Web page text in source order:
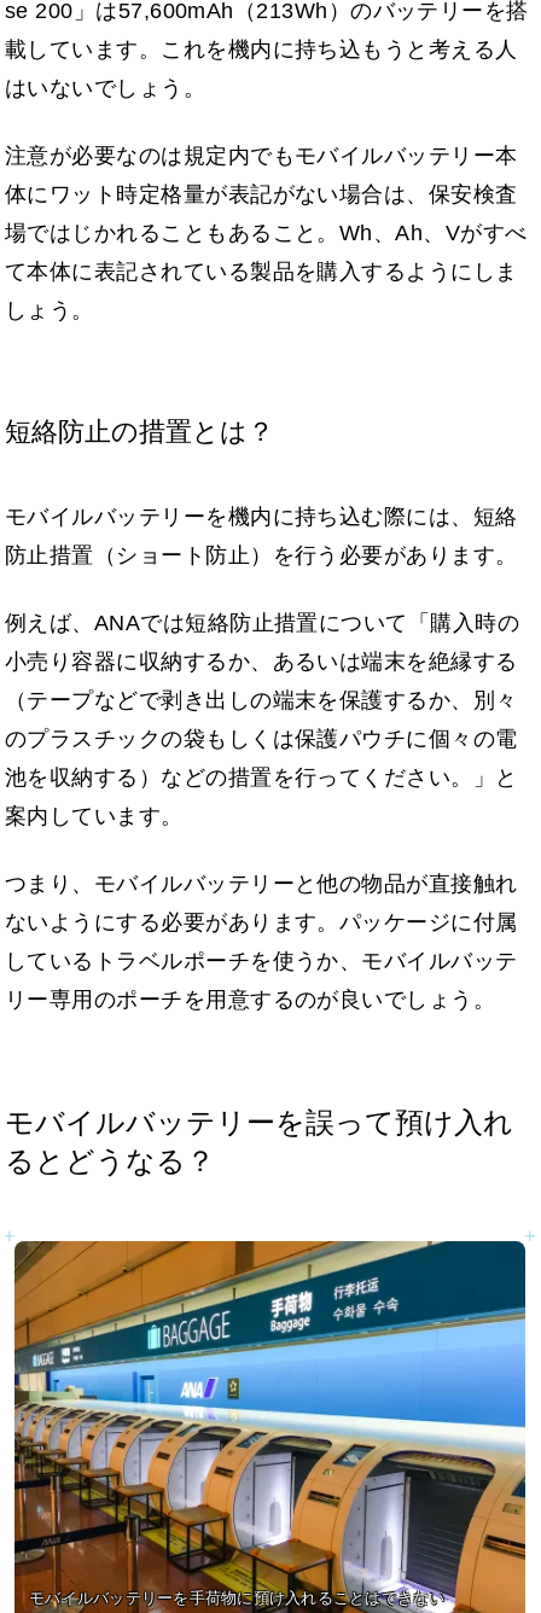
se 200」は57,600mAh（213Wh）のバッテリーを搭
載しています。これを機内に持ち込もうと考える人
はいないでしょう。
注意が必要なのは規定内でもモバイルバッテリー本
体にワット時定格量が表記がない場合は、保安検査
場ではじかれることもあること。Wh、Ah、Vがすべ
て本体に表記されている製品を購入するようにしま
しょう。
短絡防止の措置とは？
モバイルバッテリーを機内に持ち込む際には、短絡
防止措置（ショート防止）を行う必要があります。
例えば、ANAでは短絡防止措置について「購入時の
小売り容器に収納するか、あるいは端末を絶縁する
（テープなどで剥き出しの端末を保護するか、別々
のプラスチックの袋もしくは保護パウチに個々の電
池を収納する）などの措置を行ってください。」と
案内しています。
つまり、モバイルバッテリーと他の物品が直接触れ
ないようにする必要があります。パッケージに付属
しているトラベルポーチを使うか、モバイルバッテ
リー専用のポーチを用意するのが良いでしょう。
モバイルバッテリーを誤って預け入れ
るとどうなる？
モバイルバッテリーを手荷物に預け入れることはできない